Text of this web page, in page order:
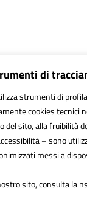
di
strumenti di
cookies tecnici
del sito, alla fruibilità
– sono
messi a
sito, consulta la